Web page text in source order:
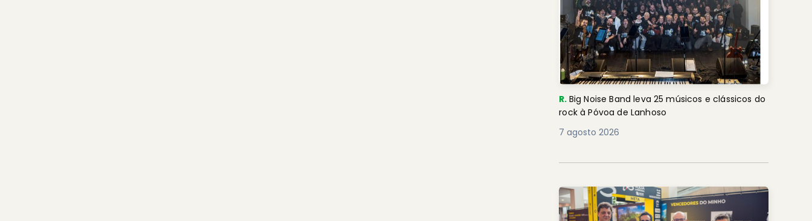
R. Big Noise Band leva 25 músicos e clássicos do
rock à Póvoa de Lanhoso
7 agosto 2026